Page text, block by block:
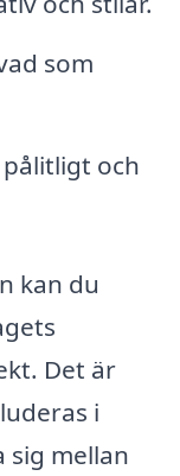
som
och
kan du
Det är
i
sig mellan